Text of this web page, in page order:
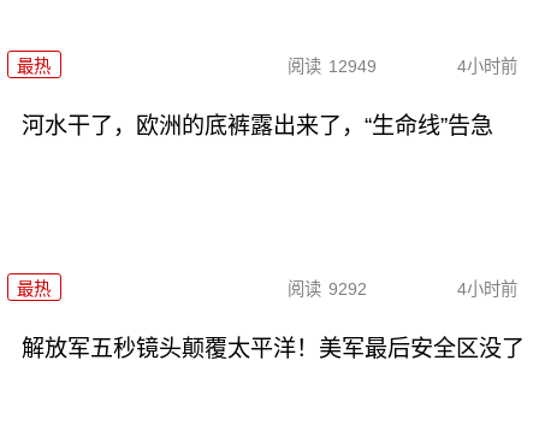
最热 阅读 12949 4小时前
河水干了，欧洲的底裤露出来了，“生命线”告急
最热 阅读 9292 4小时前
解放军五秒镜头颠覆太平洋！美军最后安全区没了